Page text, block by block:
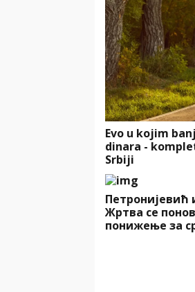
Evo u kojim
dinara -
Srbiji
Петронијевић
Жртва се
понижење за